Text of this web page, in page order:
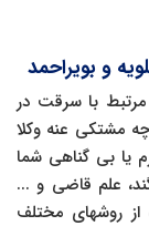
و بویراحمد
مرتبط با سرقت در
مشتکی عنه وکلا
یا بی گناهی شما
علم قاضی و ...
از روشهای مختلف